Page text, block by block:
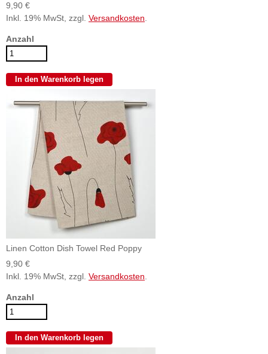
9,90 €
Inkl. 19% MwSt, zzgl. Versandkosten
Anzahl
Linen Cotton Dish Towel Red Poppy
9,90 €
Inkl. 19% MwSt, zzgl. Versandkosten.
Anzahl